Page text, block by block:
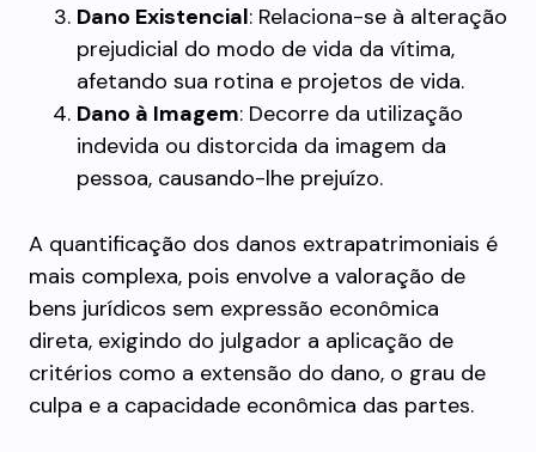
Dano Existencial: Relaciona-se à alteração
prejudicial do modo de vida da vítima,
afetando sua rotina e projetos de vida.
Dano à Imagem: Decorre da utilização
indevida ou distorcida da imagem da
pessoa, causando-lhe prejuízo.
A quantificação dos danos extrapatrimoniais é
mais complexa, pois envolve a valoração de
bens jurídicos sem expressão econômica
direta, exigindo do julgador a aplicação de
critérios como a extensão do dano, o grau de
culpa e a capacidade econômica das partes.